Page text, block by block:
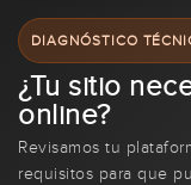
DIAGNÓSTICO
¿Tu sitio
online?
Revisamos tu
requisitos para que